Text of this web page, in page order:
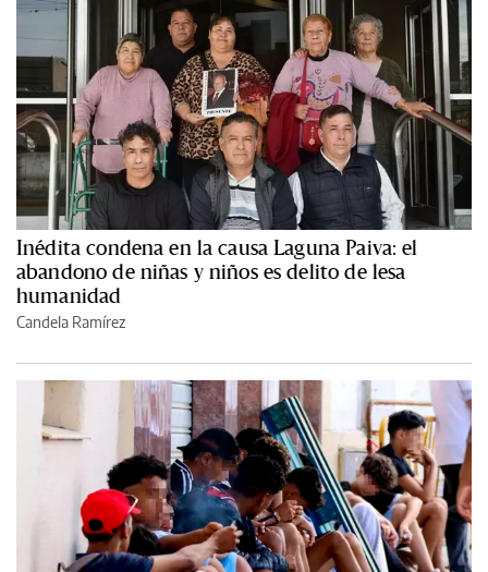
Inédita condena en la causa Laguna Paiva: el
abandono de niñas y niños es delito de lesa
humanidad
Candela Ramírez